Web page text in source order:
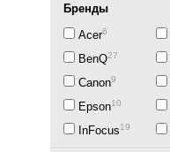
Бренды
Acer6
BenQ27
Canon9
Epson10
InFocus19